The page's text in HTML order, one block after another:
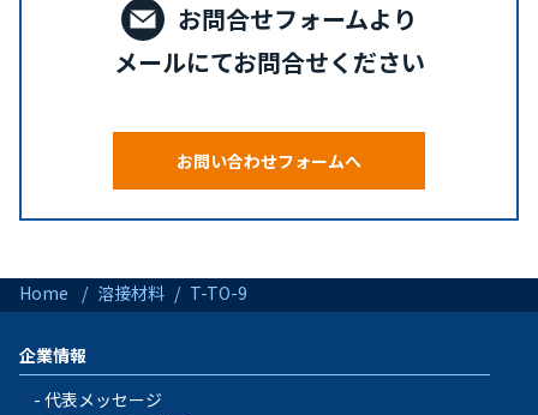
お問合せフォームより
メールにてお問合せください
お問い合わせフォームへ
Home 溶接材料 T-TO-9
企業情報
代表メッセージ